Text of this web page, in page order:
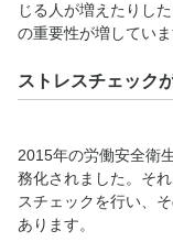
じる人が増えたりし
の重要性が増していま
ストレスチェック
2015年の労働安全衛
務化されました。そ
スチェックを行い、
あります。